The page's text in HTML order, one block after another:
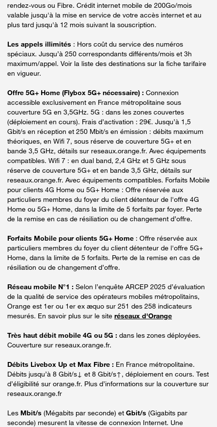
rendez-vous ou Fibre. Crédit internet mobile de 200Go/mois
valable jusqu'à la mise en service de votre accès internet et au
plus tard jusqu'à 12 mois suivant la souscription.
Les appels illimités : Hors coût du service des numéros
spéciaux. Jusqu’à 250 correspondants différents/mois et 3h
maximum/appel. Voir la liste des destinations sur la fiche tarifaire
en vigueur.
Offre 5G+ Home (Flybox 5G+ nécessaire) : Connexion
accessible exclusivement en France métropolitaine sous
couverture 5G en 3,5GHz. 5G : dans les zones couvertes
(déploiement en cours). Frais d’activation : 29€. Jusqu’à 1,5
Gbit/s en réception et 250 Mbit/s en émission : débits maximum
théoriques, en Wifi 7, sous réserve de couverture 5G+ et en
bande 3,5 GHz, détails sur reseaux.orange.fr. Avec équipements
compatibles. Wifi 7 : en dual band, 2,4 GHz et 5 GHz sous
réserve de couverture 5G+ et en bande 3,5 GHz, détails sur
reseaux.orange.fr. Avec équipements compatibles. Forfaits Mobile
pour clients 4G Home ou 5G+ Home : Offre réservée aux
particuliers membres du foyer du client détenteur de l'offre 4G
Home ou 5G+ Home, dans la limite de 5 forfaits par foyer. Perte
de la remise en cas de résiliation ou de changement d’offre.
Forfaits Mobile pour clients 5G+ Home : Offre réservée aux
particuliers membres du foyer du client détenteur de l'offre 5G+
Home, dans la limite de 5 forfaits. Perte de la remise en cas de
résiliation ou de changement d’offre.
Réseau mobile N°1 : Selon l’enquête ARCEP 2025 d’évaluation
de la qualité de service des opérateurs mobiles métropolitains,
Orange est 1er ou 1er ex æquo sur 251 des 258 indicateurs
mesurés. En savoir plus sur le site réseaux d'Orange
Très haut débit mobile 4G ou 5G : dans les zones déployées.
Couverture sur reseaux.orange.fr.
Débits Livebox Up et Max Fibre : En France métropolitaine.
Débits jusqu’à 8 Gbit/s↓ et 8 Gbit/s↑, déploiement en cours. Test
d’éligibilité sur orange.fr. Plus d’informations sur la couverture sur
reseaux.orange.fr
Les Mbit/s (Mégabits par seconde) et Gbit/s (Gigabits par
seconde) mesurent la vitesse de connexion Internet. Une